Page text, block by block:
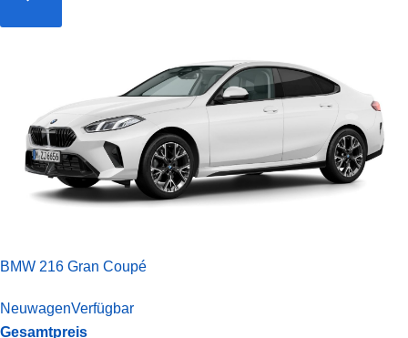
BMW 216 Gran Coupé
NeuwagenVerfügbar
Gesamtpreis